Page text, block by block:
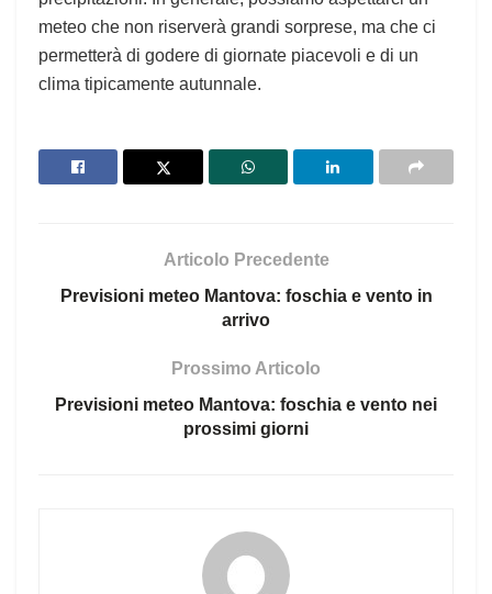
meteo che non riserverà grandi sorprese, ma che ci
permetterà di godere di giornate piacevoli e di un
clima tipicamente autunnale.
Articolo Precedente
Previsioni meteo Mantova: foschia e vento in
arrivo
Prossimo Articolo
Previsioni meteo Mantova: foschia e vento nei
prossimi giorni